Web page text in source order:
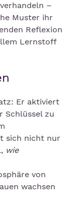
–
Muster ihr
Reflexion
Lernstoff
Er aktiviert
Schlüssel zu
sich nicht nur
wie
von
wachsen